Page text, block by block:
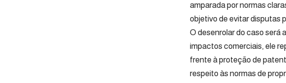
amparada por normas
objetivo de evitar disputas
O desenrolar do caso será
impactos comerciais, ele
frente à proteção de
respeito às normas de